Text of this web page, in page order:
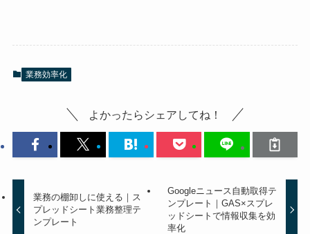
業務効率化
よかったらシェアしてね！
業務の棚卸しに使える｜ス
プレッドシート業務整理テ
ンプレート
Googleニュース自動取得テ
ンプレート｜GAS×スプレ
ッドシートで情報収集を効
率化